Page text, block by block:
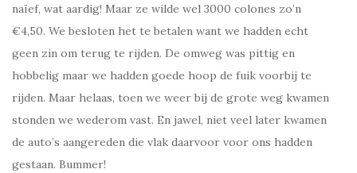
naïef, wat aardig! Maar ze wilde wel 3000 colones zo’n
€4,50. We besloten het te betalen want we hadden echt
geen zin om terug te rijden. De omweg was pittig en
hobbelig maar we hadden goede hoop de fuik voorbij te
rijden. Maar helaas, toen we weer bij de grote weg kwamen
stonden we wederom vast. En jawel, niet veel later kwamen
de auto’s aangereden die vlak daarvoor voor ons hadden
gestaan. Bummer!